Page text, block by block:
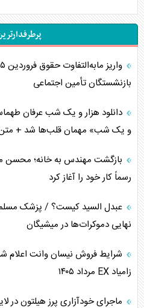
جنگ رمضان و معضل حضور
تحلیل جامع پدیده تراستی‌ها
تأثیر جنگ ایران و آمریکا بر
اربعین، کابوس مشترک تل‌آویو-
برنامه هفتم توسعه در نقطه کور
کنوانسیون دریای خزر در راستای
اوکراین بازوی مخرب آمریکا در
اهمیت راهبردی اردن برای آمریکا
پیام، ظرفیت بالفعل‌نشده تجارت
بازنشستگان تأمین اجتماعی
دانلود هزار و یک شب عرفان
و یک شب» مهمان قلب‌ها شد +
بازگشت مهندس به خانه؛ محسن
رسماً کار خود را آغاز کرد
عبدل السید کیست؟ / پزشک
نهایی دموکرات‌ها در میشیگان
شرایط فروش نیسان وانت اعلام
زامیاد EX مرداد ۱۴۰۵
ماجرای خودآزاری پرز هیلتون در